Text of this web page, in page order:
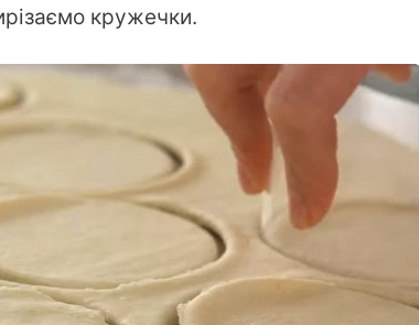
кружечки.